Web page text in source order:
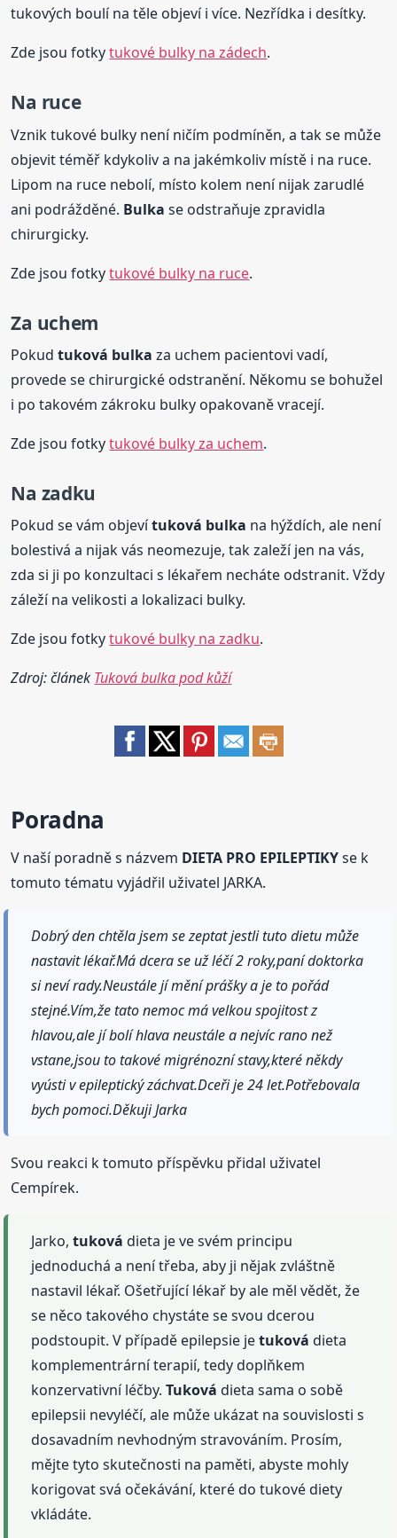
tukových boulí na těle objeví i více. Nezřídka i desítky.
Zde jsou fotkytukové bulky na zádech.
Na ruce
Vznik tukové bulky není ničím podmíněn, a tak se může
objevit téměř kdykoliv a na jakémkoliv místě i na ruce.
Lipom na ruce nebolí, místo kolem není nijak zarudlé
ani podrážděné. Bulka se odstraňuje zpravidla
chirurgicky.
Zde jsou fotkytukové bulky na ruce.
Za uchem
Pokudtuková bulka za uchem pacientovi vadí,
provede se chirurgické odstranění. Někomu se bohužel
i po takovém zákroku bulky opakovaně vracejí.
Zde jsou fotkytukové bulky za uchem.
Na zadku
Pokud se vám objevítuková bulka na hýždích, ale není
bolestivá a nijak vás neomezuje, tak zaleží jen na vás,
zda si ji po konzultaci s lékařem necháte odstranit. Vždy
záleží na velikosti a lokalizaci bulky.
Zde jsou fotkytukové bulky na zadku.
Zdroj: článek Tuková bulka pod kůží
Poradna
V naší poradně s názvem DIETA PRO EPILEPTIKYse k
tomuto tématu vyjádřil uživatel JARKA.
Dobrý den chtěla jsem se zeptat jestli tuto dietu může
nastavit lékař.Má dcera se už léčí 2 roky,paní doktorka
si neví rady.Neustále jí mění prášky a je to pořád
stejné.Vím,že tato nemoc má velkou spojitost z
hlavou,ale jí bolí hlava neustále a nejvíc rano než
vstane,jsou to takové migrénozní stavy,které někdy
vyústi v epileptický záchvat.Dceři je 24 let.Potřebovala
bych pomoci.Děkuji Jarka
Svou reakci k tomuto příspěvku přidal uživatel
Cempírek.
Jarko,tuková dieta je ve svém principu
jednoduchá a není třeba, aby ji nějak zvláštně
nastavil lékař. Ošetřující lékař by ale měl vědět, že
se něco takového chystáte se svou dcerou
podstoupit. V případě epilepsie jetuková dieta
komplementrární terapií, tedy doplňkem
konzervativní léčby.Tuková dieta sama o sobě
epilepsii nevyléčí, ale může ukázat na souvislosti s
dosavadním nevhodným stravováním. Prosím,
mějte tyto skutečnosti na paměti, abyste mohly
korigovat svá očekávání, které do tukové diety
vkládáte.